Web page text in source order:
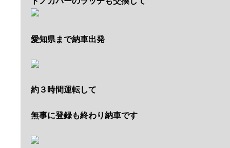
愛知県まで納車出発
約３時間運転して
無事に登録も終わり納車です